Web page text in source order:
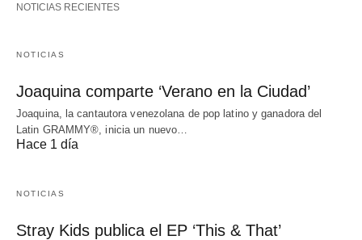
NOTICIAS RECIENTES
NOTICIAS
Joaquina comparte ‘Verano en la Ciudad’
Joaquina, la cantautora venezolana de pop latino y ganadora del
Latin GRAMMY®, inicia un nuevo…
Hace 1 día
NOTICIAS
Stray Kids publica el EP ‘This & That’